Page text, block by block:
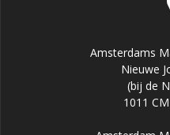
Amsterdams
Nieuwe
(bij de
1011